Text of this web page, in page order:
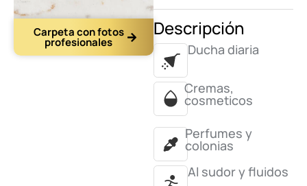
Carpeta con fotos
profesionales
Descripción
Ducha diaria
Cremas,
cosmeticos
Perfumes y
colonias
Al sudor y fluidos